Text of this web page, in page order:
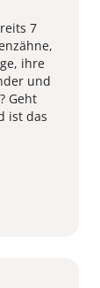
7
ihre
und
Geht
ist das